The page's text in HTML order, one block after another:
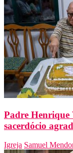
Padre Henrique
sacerdócio
Igreja Samuel